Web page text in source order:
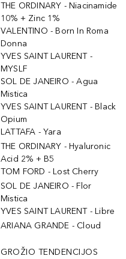
THE ORDINARY - Niacinamide
10% + Zinc 1%
VALENTINO - Born In Roma
Donna
YVES SAINT LAURENT -
MYSLF
SOL DE JANEIRO - Agua
Mistica
YVES SAINT LAURENT - Black
Opium
LATTAFA - Yara
THE ORDINARY - Hyaluronic
Acid 2% + B5
TOM FORD - Lost Cherry
SOL DE JANEIRO - Flor
Mistica
YVES SAINT LAURENT - Libre
ARIANA GRANDE - Cloud
GROŽIO TENDENCIJOS